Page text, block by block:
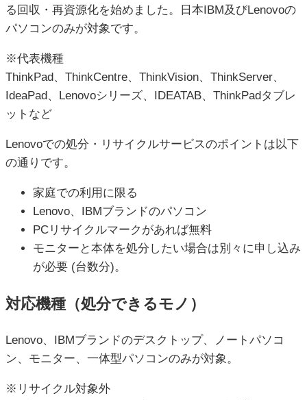
る回収・再資源化を始めました。日本IBM及びLenovoの
パソコンのみが対象です。
※代表機種
ThinkPad、ThinkCentre、ThinkVision、ThinkServer、
IdeaPad、Lenovoシリーズ、IDEATAB、ThinkPadタブレ
ットなど
Lenovoでの処分・リサイクルサービスのポイントは以下
の通りです。
家庭での利用に限る
Lenovo、IBMブランドのパソコン
PCリサイクルマークがあれば無料
モニターと本体を処分したい場合は別々に申し込み
が必要 (台数分)。
対応機種（処分できるモノ）
Lenovo、IBMブランドのデスクトップ、ノートパソコ
ン、モニター、一体型パソコンのみが対象。
※リサイクル対象外